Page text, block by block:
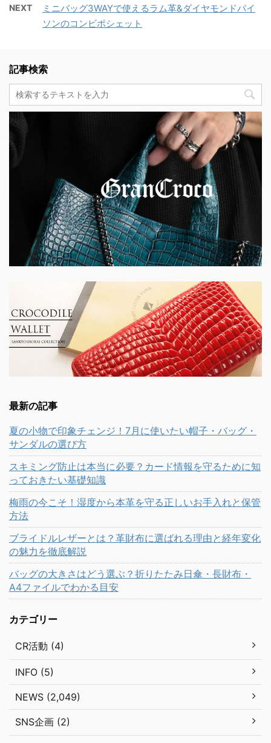
NEXT
ミニバッグ3WAYで使えるラム革&ダイヤモンドパイ
ソンのコンビポシェット
記事検索
最新の記事
夏の小物で印象チェンジ！7月に使いたい帽子・バッグ・
サンダルの選び方
スキミング防止は本当に必要？カード情報を守るために知
っておきたい基礎知識
梅雨の今こそ！湿度から本革を守る正しいお手入れと保管
方法
ブライドルレザーとは？革財布に選ばれる理由と経年変化
の魅力を徹底解説
バッグの大きさはどう選ぶ？折りたたみ日傘・長財布・
A4ファイルでわかる目安
カテゴリー
CR活動 (4)
INFO (5)
NEWS (2,049)
SNS企画 (2)